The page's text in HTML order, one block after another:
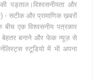
पड़ताल।विश्वसनीयता और
सटीक और प्रामाणिक ख़बरों
बीच एक विश्वसनीय पत्रकार
बेहतर बनाने और फेक न्यूज़ से
स्टूडियो में भी अपना